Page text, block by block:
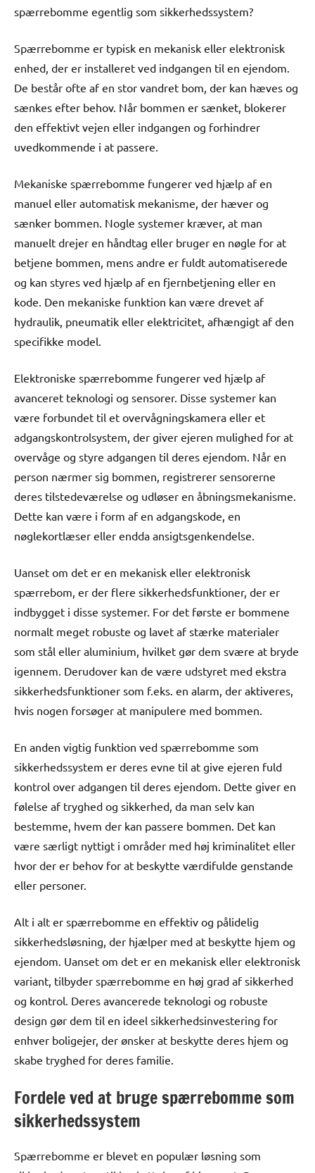
spærrebomme egentlig som sikkerhedssystem?
Spærrebomme er typisk en mekanisk eller elektronisk
enhed, der er installeret ved indgangen til en ejendom.
De består ofte af en stor vandret bom, der kan hæves og
sænkes efter behov. Når bommen er sænket, blokerer
den effektivt vejen eller indgangen og forhindrer
uvedkommende i at passere.
Mekaniske spærrebomme fungerer ved hjælp af en
manuel eller automatisk mekanisme, der hæver og
sænker bommen. Nogle systemer kræver, at man
manuelt drejer en håndtag eller bruger en nøgle for at
betjene bommen, mens andre er fuldt automatiserede
og kan styres ved hjælp af en fjernbetjening eller en
kode. Den mekaniske funktion kan være drevet af
hydraulik, pneumatik eller elektricitet, afhængigt af den
specifikke model.
Elektroniske spærrebomme fungerer ved hjælp af
avanceret teknologi og sensorer. Disse systemer kan
være forbundet til et overvågningskamera eller et
adgangskontrolsystem, der giver ejeren mulighed for at
overvåge og styre adgangen til deres ejendom. Når en
person nærmer sig bommen, registrerer sensorerne
deres tilstedeværelse og udløser en åbningsmekanisme.
Dette kan være i form af en adgangskode, en
nøglekortlæser eller endda ansigtsgenkendelse.
Uanset om det er en mekanisk eller elektronisk
spærrebom, er der flere sikkerhedsfunktioner, der er
indbygget i disse systemer. For det første er bommene
normalt meget robuste og lavet af stærke materialer
som stål eller aluminium, hvilket gør dem svære at bryde
igennem. Derudover kan de være udstyret med ekstra
sikkerhedsfunktioner som f.eks. en alarm, der aktiveres,
hvis nogen forsøger at manipulere med bommen.
En anden vigtig funktion ved spærrebomme som
sikkerhedssystem er deres evne til at give ejeren fuld
kontrol over adgangen til deres ejendom. Dette giver en
følelse af tryghed og sikkerhed, da man selv kan
bestemme, hvem der kan passere bommen. Det kan
være særligt nyttigt i områder med høj kriminalitet eller
hvor der er behov for at beskytte værdifulde genstande
eller personer.
Alt i alt er spærrebomme en effektiv og pålidelig
sikkerhedsløsning, der hjælper med at beskytte hjem og
ejendom. Uanset om det er en mekanisk eller elektronisk
variant, tilbyder spærrebomme en høj grad af sikkerhed
og kontrol. Deres avancerede teknologi og robuste
design gør dem til en ideel sikkerhedsinvestering for
enhver boligejer, der ønsker at beskytte deres hjem og
skabe tryghed for deres familie.
Fordele ved at bruge spærrebomme som
sikkerhedssystem
Spærrebomme er blevet en populær løsning som